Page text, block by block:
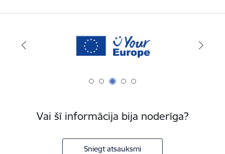
Vai šī informācija bija noderīga?
Sniegt atsauksmi